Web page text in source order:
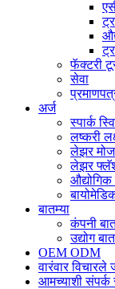
फॅक्टरी
सेवा
अर्ज
स्पार्क
लष्करी
लेझर
लेझर
बातम्या
कंपनी
उद्योग
OEM ODM
वारंवार विचारले
आमच्याशी संपर्क